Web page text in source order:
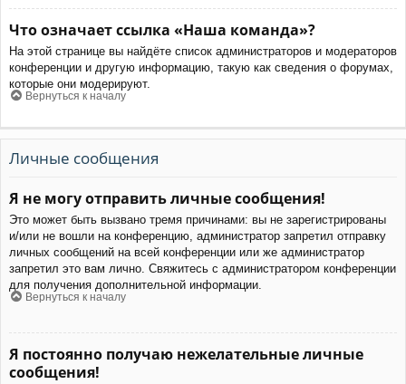
Что означает ссылка «Наша команда»?
На этой странице вы найдёте список администраторов и модераторов
конференции и другую информацию, такую как сведения о форумах,
которые они модерируют.
Вернуться к началу
Личные сообщения
Я не могу отправить личные сообщения!
Это может быть вызвано тремя причинами: вы не зарегистрированы
и/или не вошли на конференцию, администратор запретил отправку
личных сообщений на всей конференции или же администратор
запретил это вам лично. Свяжитесь с администратором конференции
для получения дополнительной информации.
Вернуться к началу
Я постоянно получаю нежелательные личные
сообщения!